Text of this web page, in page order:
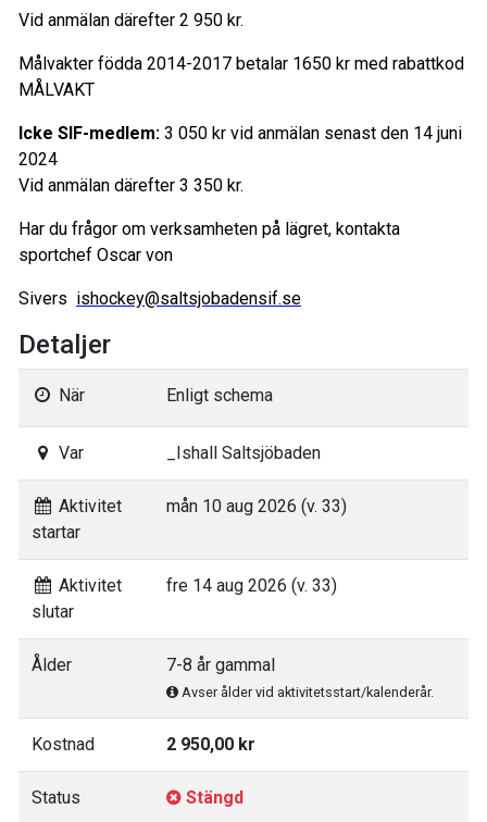
Vid anmälan därefter 2 950 kr.
Målvakter födda 2014-2017 betalar 1650 kr med rabattkod
MÅLVAKT
Icke SIF-medlem: 3 050 kr vid anmälan senast den 14 juni
2024
Vid anmälan därefter 3 350 kr.
Har du frågor om verksamheten på lägret, kontakta
sportchef Oscar von
Sivers ishockey@saltsjobadensif.se
Detaljer
När Enligt schema
Var _Ishall Saltsjöbaden
Aktivitet
startar
mån 10 aug 2026 (v. 33)
Aktivitet
slutar
fre 14 aug 2026 (v. 33)
Ålder 7-8 år gammal
Avser ålder vid aktivitetsstart/kalenderår.
Kostnad 2 950,00 kr
Status Stängd